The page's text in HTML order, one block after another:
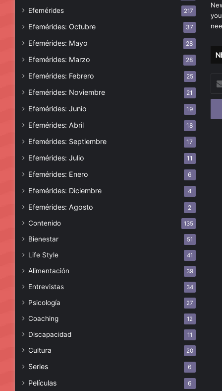
Efemérides 217
Efemérides: Octubre 37
Efemérides: Mayo 28
Efemérides: Marzo 28
Efemérides: Febrero 25
Efemérides: Noviembre 21
Efemérides: Junio 19
Efemérides: Abril 18
Efemérides: Septiembre 17
Efemérides: Julio 11
Efemérides: Enero 6
Efemérides: Diciembre 4
Efemérides: Agosto 2
Contenido 135
Bienestar 51
Life Style 41
Alimentación 39
Entrevistas 34
Psicología 27
Coaching 12
Discapacidad 11
Cultura 20
Series 6
Películas 6